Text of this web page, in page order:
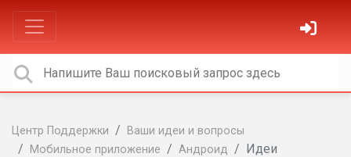
Центр Поддержки
Ваши идеи и вопросы
Мобильное приложение
Андроид Идеи